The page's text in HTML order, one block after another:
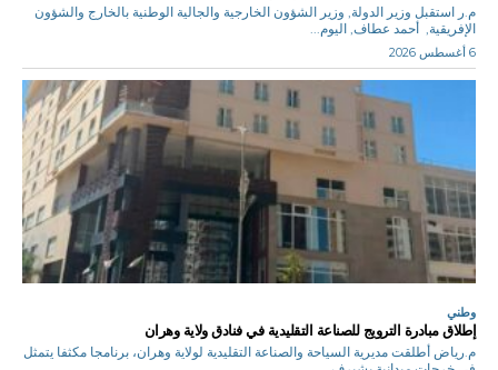
م.ر استقبل وزير الدولة, وزير الشؤون الخارجية والجالية الوطنية بالخارج والشؤون
الإفريقية, أحمد عطاف, اليوم...
6 أغسطس 2026
وطني
إطلاق مبادرة الترويج للصناعة التقليدية في فنادق ولاية وهران
م.رياض أطلقت مديرية السياحة والصناعة التقليدية لولاية وهران، برنامجا مكثفا يتمثل